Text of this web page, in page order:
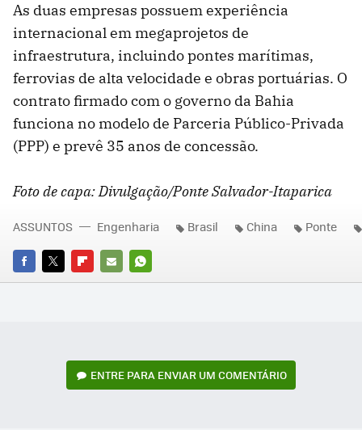
As duas empresas possuem experiência
internacional em megaprojetos de
infraestrutura, incluindo pontes marítimas,
ferrovias de alta velocidade e obras portuárias. O
contrato firmado com o governo da Bahia
funciona no modelo de Parceria Público-Privada
(PPP) e prevê 35 anos de concessão.
Foto de capa: Divulgação/Ponte Salvador-Itaparica
FACEBOOK
TWITTERFLIPBOARD
E-
WHATSAPP
ASSUNTOS Engenharia Brasil China Ponte
ENTRE PARA ENVIAR UM COMENTÁRIO